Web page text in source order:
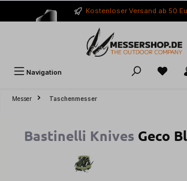
Kostenloser Versand ab 50
Navigation
Messer Taschenmesser
Bastinelli Knives Geco